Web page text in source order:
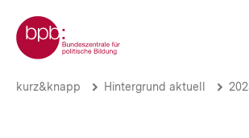
zum
Seiteninhalt
springen
Zur Startseite der bpb
VorBrotkrümelnavigation
Pfadnavigation
kurz&knapp Hintergrund aktuell